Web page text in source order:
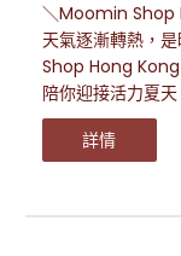
＼Moomin Shop
天氣逐漸轉熱，
Shop Hong Kong
陪你迎接活力夏天
詳情